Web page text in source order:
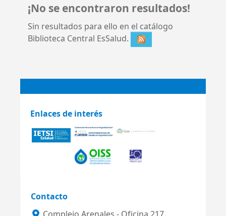
¡No se encontraron resultados!
Sin resultados para ello en el catálogo
Biblioteca Central EsSalud.
Enlaces de interés
Contacto